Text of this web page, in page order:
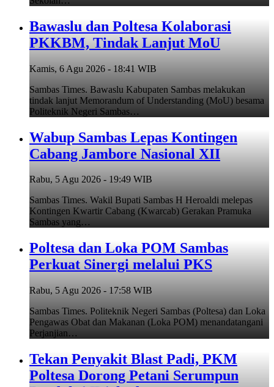
Bawaslu dan Poltesa Kolaborasi
PKKBM, Tindak Lanjut MoU
Kamis, 6 Agu 2026 - 18:41 WIB
Sambas Times. Bawaslu Kabupaten Sambas melakukan
tindak lanjut Memorandum of Understanding (MoU) besama
Politeknik Negeri Sambas…
Wabup Sambas Lepas Kontingen
Cabang Jambore Nasional XII
Rabu, 5 Agu 2026 - 19:49 WIB
Sambas Times. Wakil Bupati Sambas H Heroaldi melepas
Kontingen Kwartir Cabang (Kwarcab) Gerakan Pramuka
Sambas yang…
Poltesa dan Loka POM Sambas
Perkuat Sinergi melalui PKS
Rabu, 5 Agu 2026 - 17:58 WIB
Sambas Times. Politeknik Negeri Sambas (Poltesa) dan Loka
Pengawas Obat dan Makanan (Loka POM) menandatangani
Perjanjian…
Tekan Penyakit Blast Padi, PKM
Poltesa Dorong Petani Serumpun